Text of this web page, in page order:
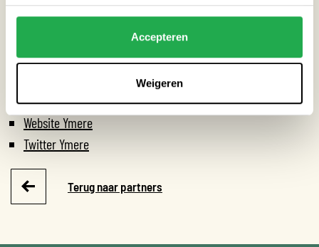
Accepteren
Weigeren
Website Ymere
Twitter Ymere
Terug naar partners